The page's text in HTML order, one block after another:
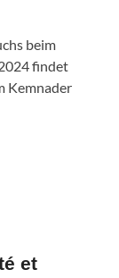
beim
findet
Kemnader
et